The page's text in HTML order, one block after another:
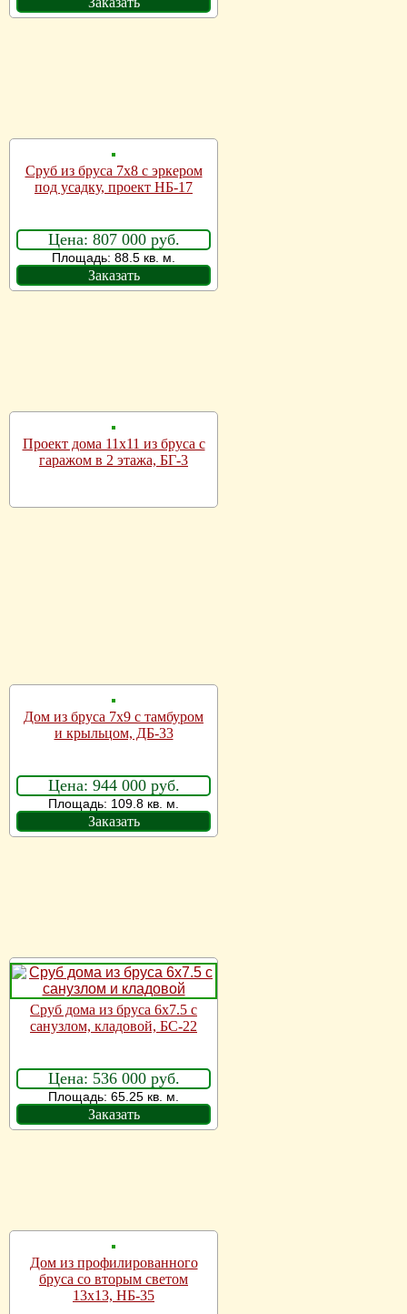
Сруб из бруса 7х8 с эркером
под усадку, проект НБ-17
Цена: 807 000 руб.
Площадь: 88.5 кв. м.
Заказать
Проект дома 11х11 из бруса с
гаражом в 2 этажа, БГ-3
Дом из бруса 7х9 с тамбуром
и крыльцом, ДБ-33
Цена: 944 000 руб.
Площадь: 109.8 кв. м.
Заказать
Сруб дома из бруса 6х7.5 с
санузлом, кладовой, БС-22
Цена: 536 000 руб.
Площадь: 65.25 кв. м.
Заказать
Дом из профилированного
бруса со вторым светом
13х13, НБ-35